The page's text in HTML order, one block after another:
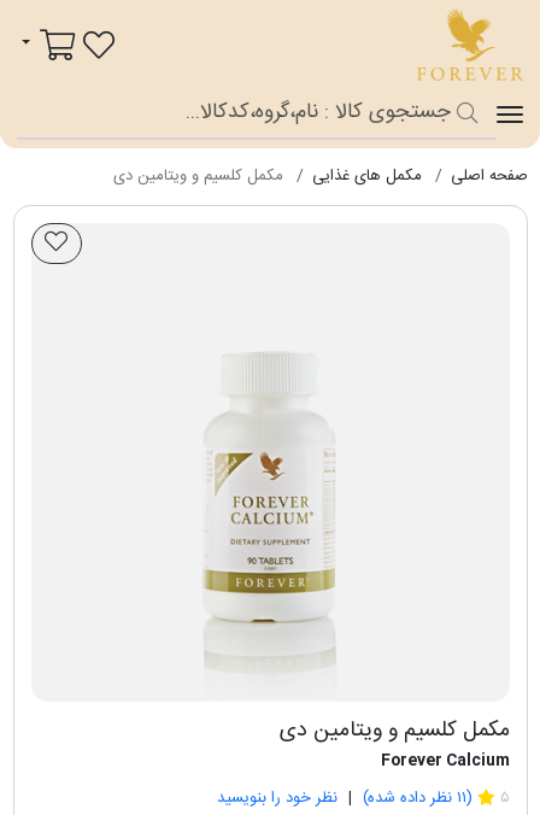
سبد خرید
صفحه اصلی مکمل های غذایی مکمل کلسیم و ویتامین دی
مکمل کلسیم و ویتامین دی
Forever Calcium
۵
(۱۱نظر داده شده)
نظر خود را بنویسید